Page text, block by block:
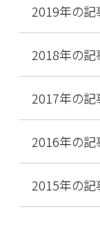
2019年の記
2018年の記
2017年の記
2016年の記
2015年の記